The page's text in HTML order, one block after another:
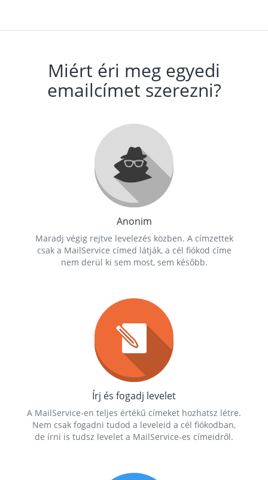
Miért éri meg egyedi
emailcímet szerezni?
Anonim
Maradj végig rejtve levelezés közben. A címzettek
csak a MailService címed látják, a cél fiókod címe
nem derül ki sem most, sem később.
Írj és fogadj levelet
A MailService-en teljes értékű címeket hozhatsz létre.
Nem csak fogadni tudod a leveleid a cél fiókodban,
de írni is tudsz levelet a MailService-es címeidről.